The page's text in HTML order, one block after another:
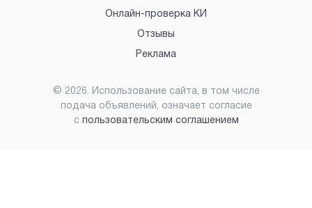
Онлайн-проверка КИ
Отзывы
Реклама
© 2026. Использование сайта, в том числе
подача объявлений, означает согласие
с пользовательским соглашением